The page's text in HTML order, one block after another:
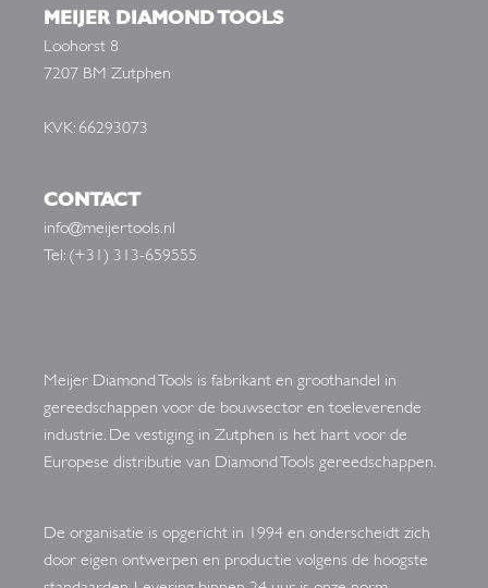
MEIJER DIAMOND TOOLS
Loohorst 8
7207 BM Zutphen
KVK: 66293073
CONTACT
info@meijertools.nl
Tel: (+31) 313-659555
Meijer Diamond Tools is fabrikant en groothandel in
gereedschappen voor de bouwsector en toeleverende
industrie. De vestiging in Zutphen is het hart voor de
Europese distributie van Diamond Tools gereedschappen.
De organisatie is opgericht in 1994 en onderscheidt zich
door eigen ontwerpen en productie volgens de hoogste